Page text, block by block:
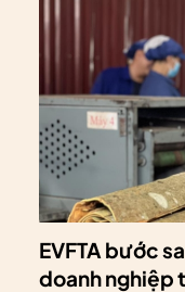
EVFTA bước
doanh nghiệp